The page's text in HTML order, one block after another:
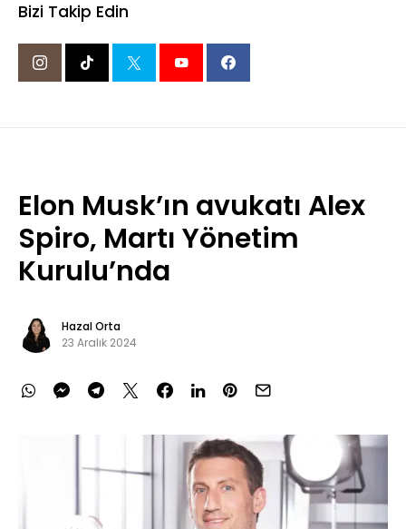
Bizi Takip Edin
Elon Musk’ın avukatı Alex
Spiro, Martı Yönetim
Kurulu’nda
Hazal Orta
23 Aralık 2024